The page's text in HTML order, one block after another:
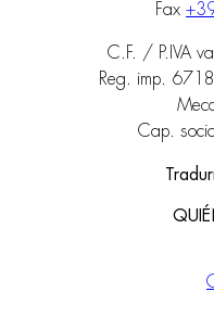
Fax
C.F. / P.IVA
Reg. imp.
Cap.